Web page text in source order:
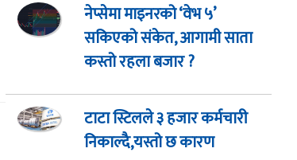
नेप्सेमा माइनरको ‘वेभ ५’
सकिएको संकेत, आगामी साता
कस्तो रहला बजार ?
टाटा स्टिलले ३ हजार कर्मचारी
निकाल्दै,यस्तो छ कारण